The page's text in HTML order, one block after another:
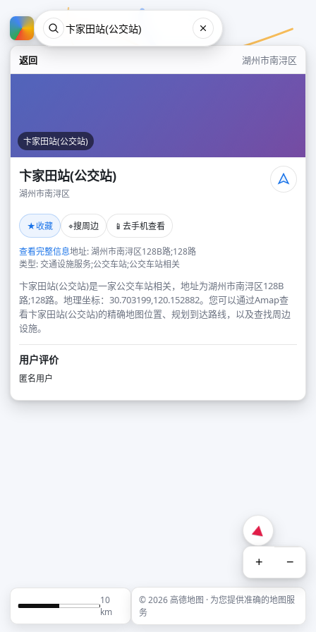
返回 湖州市南浔区
卞家田站(公交站)
卞家田站(公交站)
湖州市南浔区
★收藏 ⌖搜周边 📱 去手机查看
查看完整信息地址: 湖州市南浔区128B路;128路
类型: 交通设施服务;公交车站;公交车站相关
卞家田站(公交站)是一家公交车站相关，地址为湖州市南浔区128B
路;128路。地理坐标：30.703199,120.152882。您可以通过Amap查
看卞家田站(公交站)的精确地图位置、规划到达路线，以及查找周边
设施。
用户评价
匿名用户
+ −
10
km
© 2026 高德地图 · 为您提供准确的地图服
务